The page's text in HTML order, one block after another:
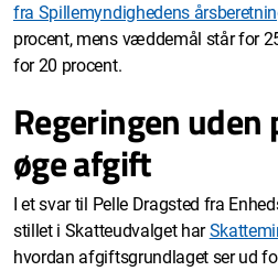
fra Spillemyndighedens
procent, mens væddemål står for
for 20 procent.
Regeringen uden
øge afgift
I et svar til Pelle Dragsted fra
stillet i Skatteudvalget har
hvordan afgiftsgrundlaget ser ud